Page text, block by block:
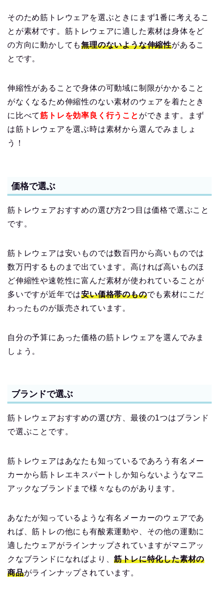
そのため筋トレウェアを選ぶときにまず1番に考えるこ
とが素材です。筋トレウェアに適した素材は身体をど
の方向に動かしても無理のないような伸縮性があるこ
とです。
伸縮性があることで身体の可動域に制限がかかること
がなくなるため伸縮性のない素材のウェアを着たとき
に比べて筋トレを効率良く行うこと ができます。まず
は筋トレウェアを選ぶ時は素材から選んでみましょ
う！
価格で選ぶ
筋トレウェアおすすめの選び方2つ目は価格で選ぶこと
です。
筋トレウェアは安いものでは数百円から高いものでは
数万円するものまで出ています。高ければ高いものほ
ど伸縮性や速乾性に富んだ素材が使われていることが
多いですが近年では安い価格帯のものでも素材にこだ
わったものが販売されています。
自分の予算にあった価格の筋トレウェアを選んでみま
しょう。
ブランドで選ぶ
筋トレウェアおすすめの選び方、最後の1つはブランド
で選ぶことです。
筋トレウェアはあなたも知っているであろう有名メー
カーから筋トレエキスパートしか知らないようなマニ
アックなブランドまで様々なものがあります。
あなたが知っているような有名メーカーのウェアであ
れば、筋トレの他にも有酸素運動や、その他の運動に
適したウェアがラインナップされていますがマニアッ
クなブランドになればより、筋トレに特化した素材の
商品がラインナップされています。